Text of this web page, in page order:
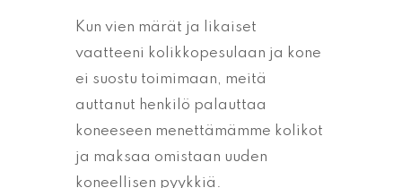
Kun vien märät ja likaiset
vaatteeni kolikkopesulaan ja kone
ei suostu toimimaan, meitä
auttanut henkilö palauttaa
koneeseen menettämämme kolikot
ja maksaa omistaan uuden
koneellisen pyykkiä.